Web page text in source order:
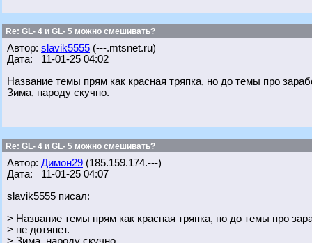
Re: GL- 4 и GL- 5 можно смешивать?
Автор: slavik5555 (---.mtsnet.ru)
Дата: 11-01-25 04:02
Название темы прям как красная тряпка, но до темы про
Зима, народу скучно.
Re: GL- 4 и GL- 5 можно смешивать?
Автор: Димон29 (185.159.174.---)
Дата: 11-01-25 04:07
slavik5555 писал:
> Название темы прям как красная тряпка, но до темы про
> не дотянет.